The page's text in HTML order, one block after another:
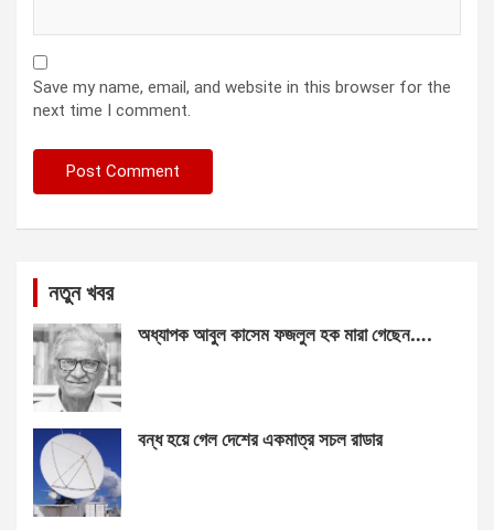
Save my name, email, and website in this browser for the
next time I comment.
নতুন খবর
অধ্যাপক আবুল কাসেম ফজলুল হক মারা গেছেন….
বন্ধ হয়ে গেল দেশের একমাত্র সচল রাডার